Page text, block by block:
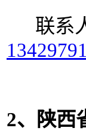
联系
2、陕西